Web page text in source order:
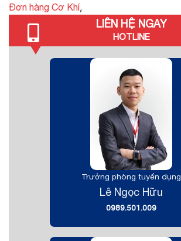
Đơn hàng Cơ Khí,
LIÊN HỆ NGAY
HOTLINE
Trưởng phòng tuyển dụng
Lê Ngọc Hữu
0989.501.009